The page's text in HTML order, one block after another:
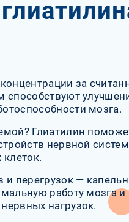
за
способствуют
мозга.
Глиатилин
нервной
и перегрузок —
работу мозга и
нагрузок.